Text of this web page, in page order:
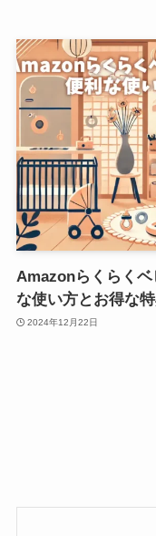
Amazonらくらくベ
な使い方とお得な
2024年12月22日